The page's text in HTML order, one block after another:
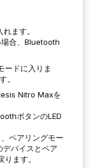
ます。
合、Bluetooth
ードに入りま
。
Nitro Maxを
ボタンのLED
ペアリングモー
デバイスとペア
ます。